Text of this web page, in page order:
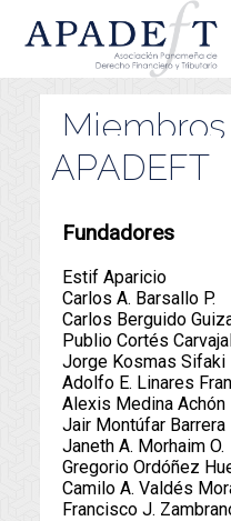
APADEFT
Fundadores
Estif Aparicio
Carlos A. Barsallo P.
Carlos Berguido
Publio Cortés
Jorge Kosmas Sifaki
Adolfo E. Linares
Alexis Medina Achón
Jair Montúfar Barrera
Janeth A. Morhaim O.
Gregorio Ordóñez
Camilo A. Valdés
Francisco J.